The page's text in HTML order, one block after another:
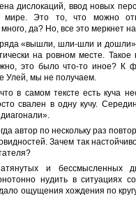
дислокаций, ввод новых
мире. Это то, что можно
да? Но, все это меркнет
«вышли, шли-шли и
на ровном месте. Такое
это было что-то иное? К
Улей, мы не получаем.
в самом тексте есть куча
свален в одну кучу.
автор по нескольку раз
Зачем так
и бессмысленных
нудить в ситуациях
ощущения хождения по